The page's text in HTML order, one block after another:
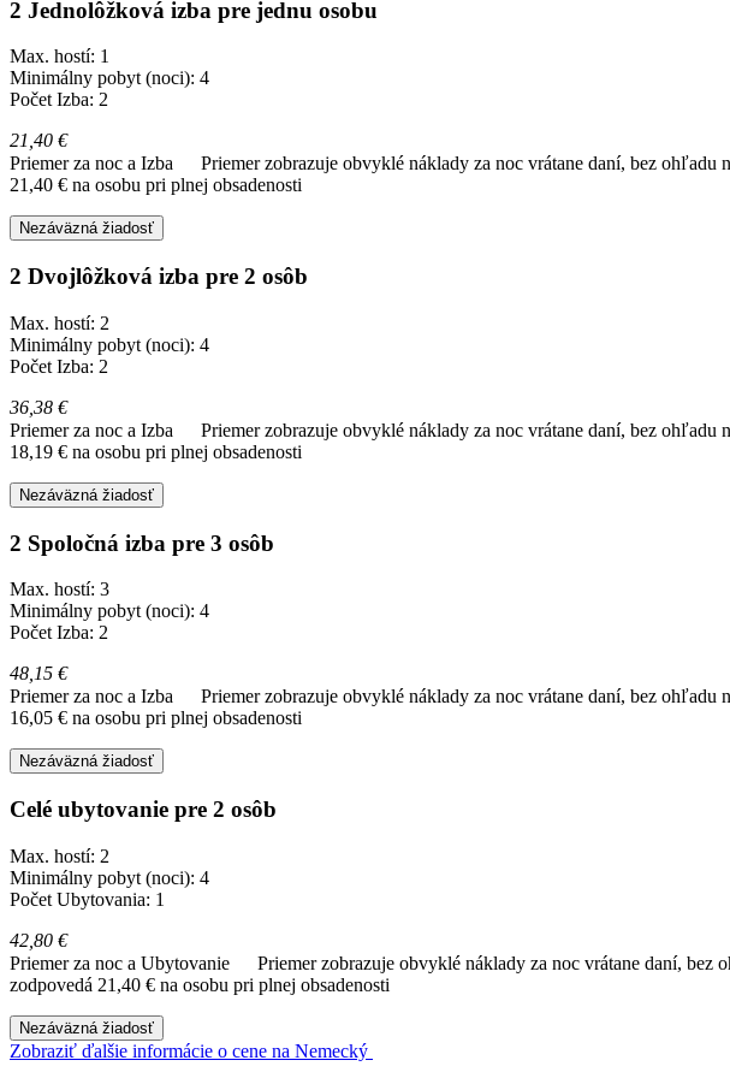
2 Jednolôžková izba pre jednu osobu
Max. hostí: 1
Minimálny pobyt (noci): 4
Počet Izba: 2
21,40 €
Priemer za noc a Izba
Priemer zobrazuje obvyklé náklady za noc vrátane daní, bez ohľadu
21,40 € na osobu pri plnej obsadenosti
Nezáväzná žiadosť
2 Dvojlôžková izba pre 2 osôb
Max. hostí: 2
Minimálny pobyt (noci): 4
Počet Izba: 2
36,38 €
Priemer za noc a Izba
Priemer zobrazuje obvyklé náklady za noc vrátane daní, bez ohľadu
18,19 € na osobu pri plnej obsadenosti
Nezáväzná žiadosť
2 Spoločná izba pre 3 osôb
Max. hostí: 3
Minimálny pobyt (noci): 4
Počet Izba: 2
48,15 €
Priemer za noc a Izba
Priemer zobrazuje obvyklé náklady za noc vrátane daní, bez ohľadu
16,05 € na osobu pri plnej obsadenosti
Nezáväzná žiadosť
Celé ubytovanie pre 2 osôb
Max. hostí: 2
Minimálny pobyt (noci): 4
Počet Ubytovania: 1
42,80 €
Priemer za noc a Ubytovanie
Priemer zobrazuje obvyklé náklady za noc vrátane daní, bez
zodpovedá 21,40 € na osobu pri plnej obsadenosti
Nezáväzná žiadosť
Zobraziť ďalšie informácie o cene na Nemecký